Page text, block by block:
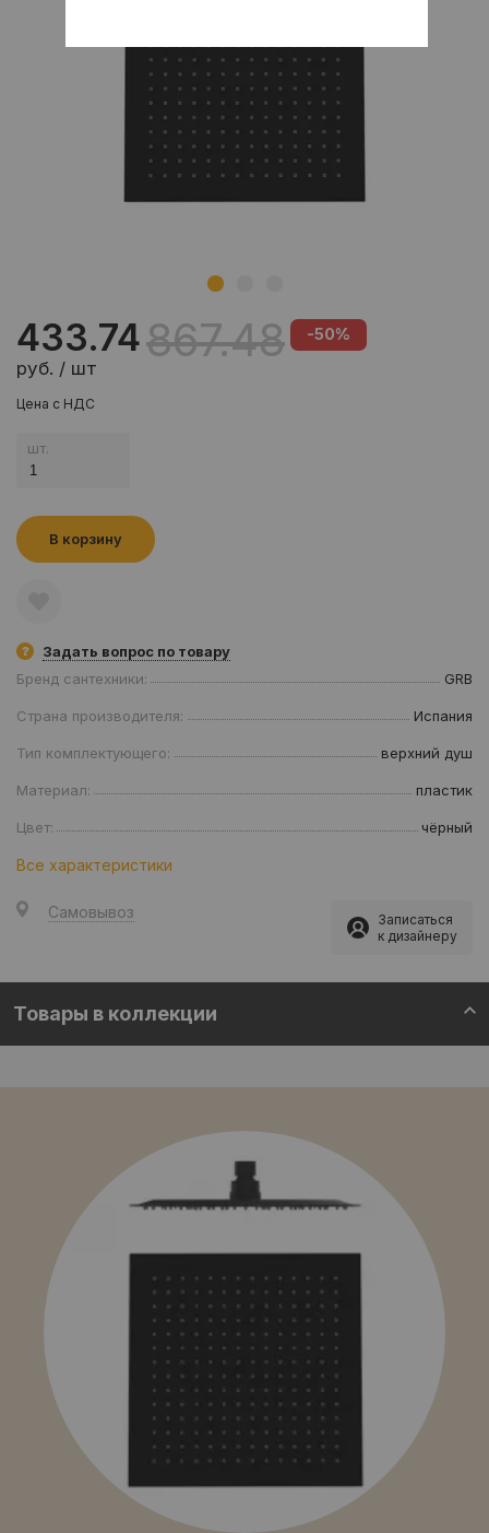
433.74
руб. / шт
867.48 -50%
Цена с НДС
шт.
В корзину
Задать вопрос по товару
Бренд сантехники:
GRB
Страна производителя: Испания
Тип комплектующего: верхний душ
Материал: пластик
Цвет: чёрный
Все характеристики
Самовывоз
Записаться
к дизайнеру
Товары в коллекции